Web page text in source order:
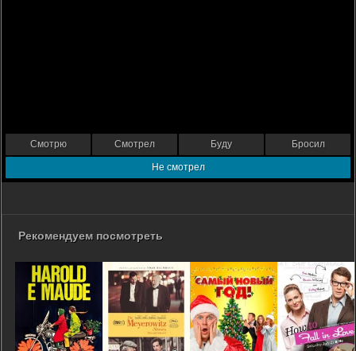
Смотрю Смотрел Буду Бросил
Не смотрел
Рекомендуем посмотреть